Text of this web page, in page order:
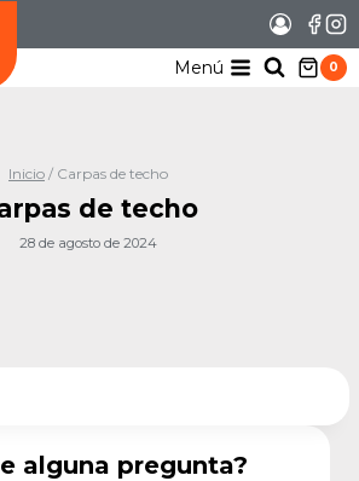
Menú 0
Inicio / Carpas de techo
de techo
28 de agosto de 2024
alguna pregunta?